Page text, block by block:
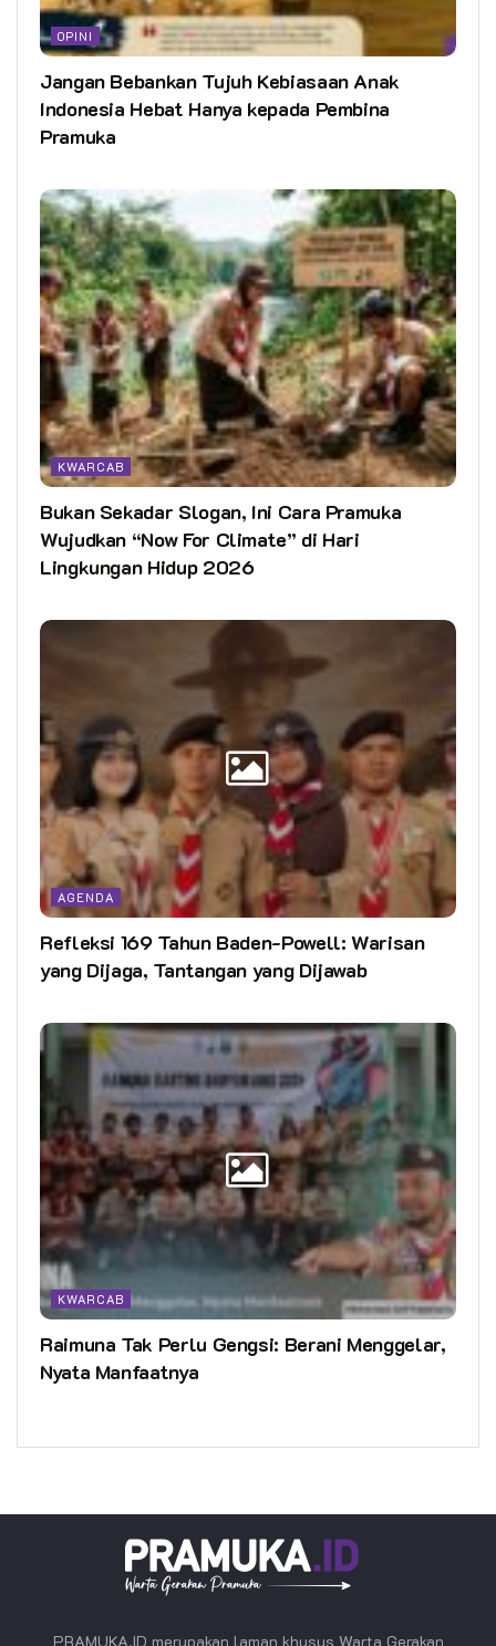
OPINI
Jangan Bebankan Tujuh Kebiasaan Anak
Indonesia Hebat Hanya kepada Pembina
Pramuka
KWARCAB
Bukan Sekadar Slogan, Ini Cara Pramuka
Wujudkan “Now For Climate” di Hari
Lingkungan Hidup 2026
AGENDA
Refleksi 169 Tahun Baden-Powell: Warisan
yang Dijaga, Tantangan yang Dijawab
KWARCAB
Raimuna Tak Perlu Gengsi: Berani Menggelar,
Nyata Manfaatnya
PRAMUKA.ID merupakan laman khusus Warta Gerakan